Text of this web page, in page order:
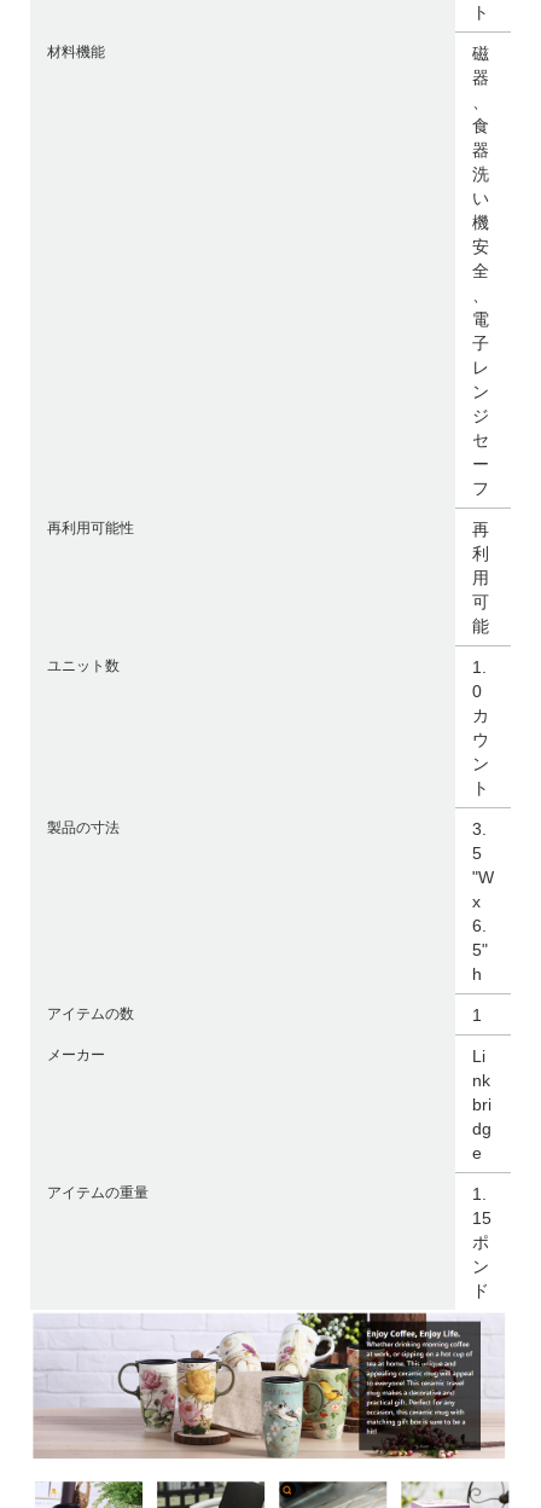
ト
材料機能
磁
器
食
器
洗
い
機
安
全
電
子
レ
ン
ジ
セ
ー
フ
再利用可能性
再
利
用
可
能
ユニット数
1.
0
カ
ウ
ン
ト
製品の寸法
3.
5
"W
x
6.
5"
h
アイテムの数 1
メーカー
Li
nk
bri
dg
e
アイテムの重量
1.
15
ポ
ン
ド